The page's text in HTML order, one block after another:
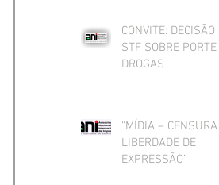
CONVITE: DECISÃO
STF SOBRE
DROGAS
“MÍDIA –
LIBERDADE DE
EXPRESSÃO”